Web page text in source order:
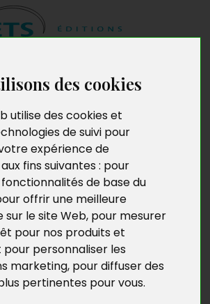
des cookies
utilise des cookies et
de suivi pour
expérience de
fins suivantes : pour
de base du
offrir une meilleure
sur le site Web, pour mesurer
pour nos produits et
pour personnaliser les
marketing, pour diffuser des
pertinentes pour vous.
fin d’année